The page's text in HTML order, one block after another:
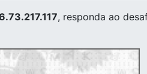
, responda ao